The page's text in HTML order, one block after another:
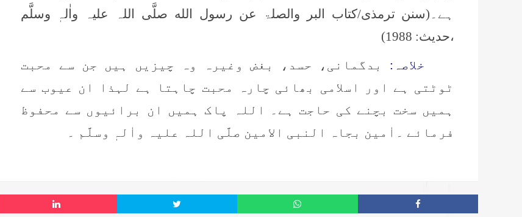
ہے۔(سنن ترمذی/كتاب البر والصلۃ عن رسول الله صلَّی اللہ علیہ واٰلہٖ وسلَّم
،حدیث: 1988)
خلاصہ: بدگمانی، حسد، بغض وغیرہ وہ چیزیں ہیں جن سے محبت
ٹوٹتی ہے اور اسلامی بھائی چارہ محبت چاہتا ہے لہذا ان عیوب سے
ہمیں سخت بچنے کی حاجت ہے۔ اللہ پاک ہمیں ان برائیوں سے محفوظ
فرمائے ۔اٰمین بجاہ النبی الامین صلَّی اللہ علیہ واٰلہٖ وسلَّم ۔